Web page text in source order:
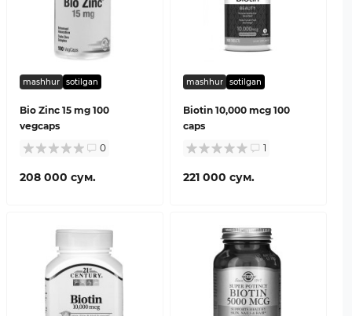
mashhur sotilgan
Bio Zinc 15 mg 100
vegcaps
0
208 000 сум.
mashhur sotilgan
Biotin 10,000 mcg 100
caps
1
221 000 сум.